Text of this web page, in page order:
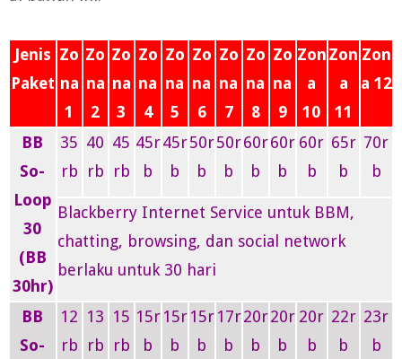
Jenis
Paket
Zo
na
1
Zo
na
2
Zo
na
3
Zo
na
4
Zo
na
5
Zo
na
6
Zo
na
7
Zo
na
8
Zo
na
9
Zon
a
10
Zon
a
11
Zon
a 12
BB
So-
Loop
30
(BB
30hr)
35
rb
40
rb
45
rb
45r
b
45r
b
50r
b
50r
b
60r
b
60r
b
60r
b
65r
b
70r
b
Blackberry Internet Service untuk BBM,
chatting, browsing, dan social network
berlaku untuk 30 hari
BB
So-
12
rb
13
rb
15
rb
15r
b
15r
b
15r
b
17r
b
20r
b
20r
b
20r
b
22r
b
23r
b